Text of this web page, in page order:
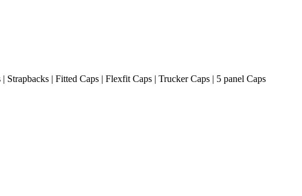
Strapbacks | Fitted Caps | Flexfit Caps | Trucker Caps | 5 panel Caps